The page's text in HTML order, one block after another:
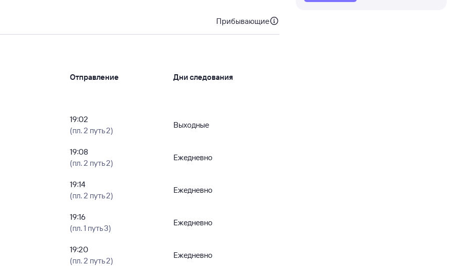
Прибывающие
Отправление Дни следования
19:02
(пл. 2 путь 2)
Выходные
19:08
(пл. 2 путь 2)
Ежедневно
19:14
(пл. 2 путь 2)
Ежедневно
19:16
(пл. 1 путь 3)
Ежедневно
19:20
(пл. 2 путь 2)
Ежедневно